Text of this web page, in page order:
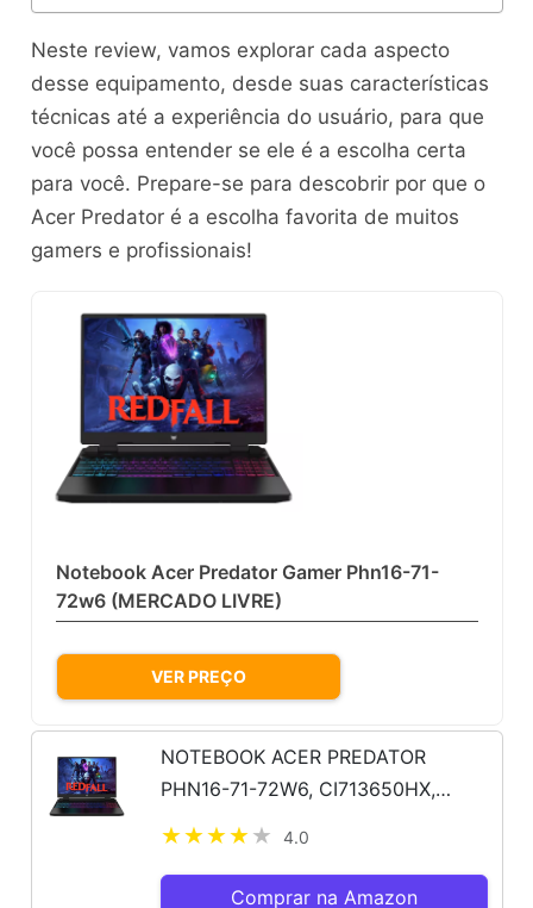
Neste review, vamos explorar cada aspecto
desse equipamento, desde suas características
técnicas até a experiência do usuário, para que
você possa entender se ele é a escolha certa
para você. Prepare-se para descobrir por que o
Acer Predator é a escolha favorita de muitos
gamers e profissionais!
Notebook Acer Predator Gamer Phn16-71-
72w6 (MERCADO LIVRE)
VER PREÇO
NOTEBOOK ACER PREDATOR
PHN16-71-72W6, CI713650HX,
4.0
Comprar na Amazon